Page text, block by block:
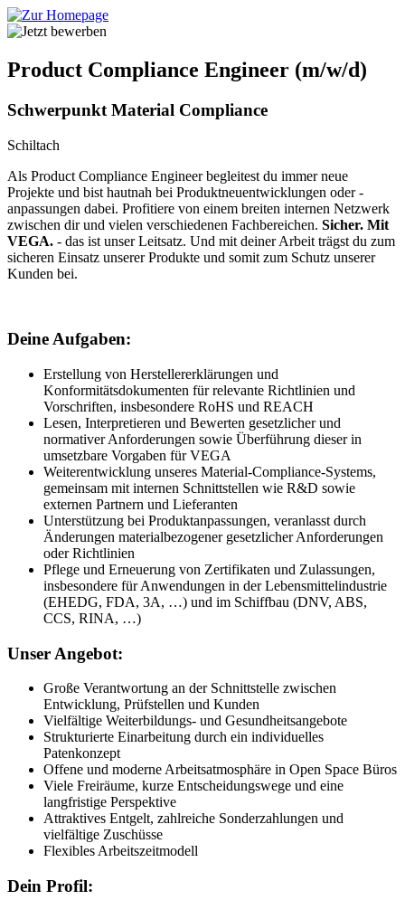
Product Compliance Engineer (m/w/d)
Schwerpunkt Material Compliance
Schiltach
Als Product Compliance Engineer begleitest du immer neue
Projekte und bist hautnah bei Produktneuentwicklungen oder -
anpassungen dabei. Profitiere von einem breiten internen Netzwerk
zwischen dir und vielen verschiedenen Fachbereichen. Sicher. Mit
VEGA. - das ist unser Leitsatz. Und mit deiner Arbeit trägst du zum
sicheren Einsatz unserer Produkte und somit zum Schutz unserer
Kunden bei.
Deine Aufgaben:
Erstellung von Herstellererklärungen und
Konformitätsdokumenten für relevante Richtlinien und
Vorschriften, insbesondere RoHS und REACH
Lesen, Interpretieren und Bewerten gesetzlicher und
normativer Anforderungen sowie Überführung dieser in
umsetzbare Vorgaben für VEGA
Weiterentwicklung unseres Material-Compliance-Systems,
gemeinsam mit internen Schnittstellen wie R&D sowie
externen Partnern und Lieferanten
Unterstützung bei Produktanpassungen, veranlasst durch
Änderungen materialbezogener gesetzlicher Anforderungen
oder Richtlinien
Pflege und Erneuerung von Zertifikaten und Zulassungen,
insbesondere für Anwendungen in der Lebensmittelindustrie
(EHEDG, FDA, 3A, …) und im Schiffbau (DNV, ABS,
CCS, RINA, …)
Unser Angebot:
Große Verantwortung an der Schnittstelle zwischen
Entwicklung, Prüfstellen und Kunden
Vielfältige Weiterbildungs- und Gesundheitsangebote
Strukturierte Einarbeitung durch ein individuelles
Patenkonzept
Offene und moderne Arbeitsatmosphäre in Open Space Büros
Viele Freiräume, kurze Entscheidungswege und eine
langfristige Perspektive
Attraktives Entgelt, zahlreiche Sonderzahlungen und
vielfältige Zuschüsse
Flexibles Arbeitszeitmodell
Dein Profil: